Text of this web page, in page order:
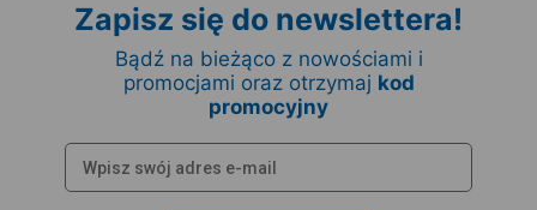
Zapisz się do newslettera!
Bądź na bieżąco z nowościami i
promocjami oraz otrzymaj kod
promocyjny